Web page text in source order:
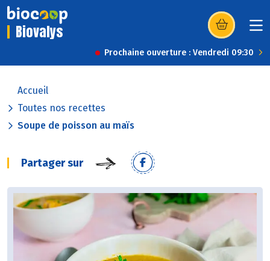
Biovalys (s’ouvre dans
Prochaine ouverture : Vendredi 09:30
Accueil
Toutes nos recettes
Soupe de poisson au maïs
Partager sur